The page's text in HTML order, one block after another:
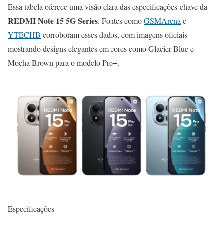
Essa tabela oferece uma visão clara das especificações-chave da
REDMI Note 15 5G Series. Fontes comoGSMArenae
YTECHB corroboram esses dados, com imagens oficiais
mostrando designs elegantes em cores como Glacier Blue e
Mocha Brown para o modelo Pro+.
Especificações